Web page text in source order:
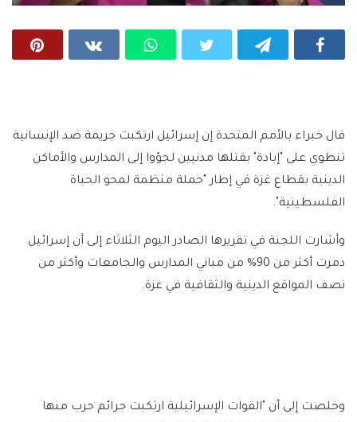
قال خبراء بالأمم المتحدة إن إسرائيل ارتكبت جريمة ضد الإنسانية
تنطوي على "إبادة" بقتلها مدنيين لجؤوا إلى المدارس والأماكن
الدينية بقطاع غزة في إطار "حملة منظمة لمحو الحياة
الفلسطينية".
وأشارت اللجنة في تقريرها الصادر اليوم الثلاثاء إلى أن إسرائيل
دمرت أكثر من 90% من مباني المدارس والجامعات وأكثر من
نصف المواقع الدينية والثقافية في غزة.
وخلصت إلى أن "القوات الإسرائيلية ارتكبت جرائم حرب منها